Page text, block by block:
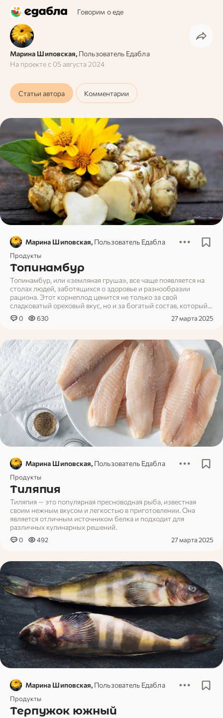
Говорим о еде
Марина Шиповская, Пользователь Едабла
На проекте с 05 августа 2024
Статьи автора Комментарии
Марина Шиповская, Пользователь Едабла
Продукты
Топинамбур
Топинамбур, или «земляная груша», все чаще появляется на
столах людей, заботящихся о здоровье и разнообразии
рациона. Этот корнеплод ценится не только за свой
сладковатый ореховый вкус, но и за богатый состав, который
делает его популярным в диетическом и лечебном питании. В
кулинарии он используется как свежим, так и в вареном,
позволяет применять его в салатах, супах и даже десертах.
0 630 27 марта 2025
Марина Шиповская, Пользователь Едабла
Продукты
Тиляпия
Тиляпия — это популярная пресноводная рыба, известная
своим нежным вкусом и легкостью в приготовлении. Она
является отличным источником белка и подходит для
различных кулинарных решений.
0 492 27 марта 2025
Марина Шиповская, Пользователь Едабла
Продукты
Терпужок южный